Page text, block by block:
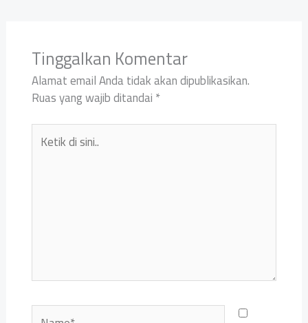
Tinggalkan Komentar
Alamat email Anda tidak akan dipublikasikan.
Ruas yang wajib ditandai*
Ketik
Name*